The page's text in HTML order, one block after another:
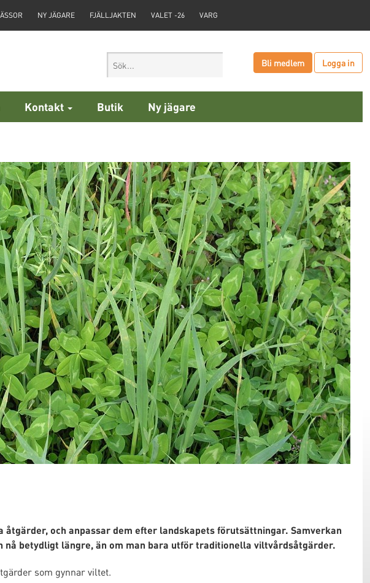
NY JÄGARE FJÄLLJAKTEN VALET -26 VARG
Bli medlem Logga in
Kontakt Butik Ny jägare
och anpassar dem efter landskapets förutsättningar. Samverkan
nå betydligt längre, än om man bara utför traditionella viltvårdsåtgärder.
som gynnar viltet.